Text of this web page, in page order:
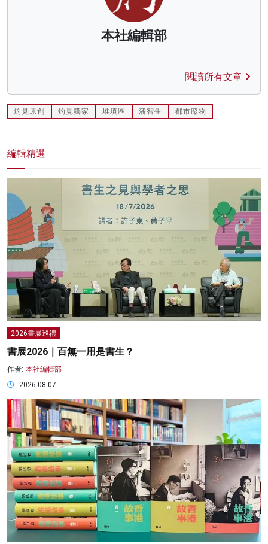
本社編輯部
閱讀所有文章
灼見原創 灼見獨家 堆填區 潘智生 都市廢物
編輯精選
2026書展巡禮
書展2026｜百無一用是書生？
作者: 本社編輯部
2026-08-07